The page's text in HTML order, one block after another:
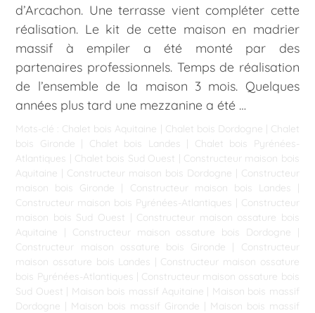
d’Arcachon. Une terrasse vient compléter cette
réalisation. Le kit de cette maison en madrier
massif à empiler a été monté par des
partenaires professionnels. Temps de réalisation
de l’ensemble de la maison 3 mois. Quelques
années plus tard une mezzanine a été …
Mots-clé : Chalet bois Aquitaine | Chalet bois Dordogne | Chalet
bois Gironde | Chalet bois Landes | Chalet bois Pyrénées-
Atlantiques | Chalet bois Sud Ouest | Constructeur maison bois
Aquitaine | Constructeur maison bois Dordogne | Constructeur
maison bois Gironde | Constructeur maison bois Landes |
Constructeur maison bois Pyrénées-Atlantiques | Constructeur
maison bois Sud Ouest | Constructeur maison ossature bois
Aquitaine | Constructeur maison ossature bois Dordogne |
Constructeur maison ossature bois Gironde | Constructeur
maison ossature bois Landes | Constructeur maison ossature
bois Pyrénées-Atlantiques | Constructeur maison ossature bois
Sud Ouest | Maison bois massif Aquitaine | Maison bois massif
Dordogne | Maison bois massif Gironde | Maison bois massif